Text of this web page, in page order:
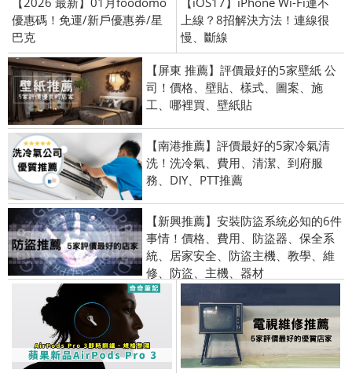
優惠碼！免運/新戶優惠券/星
巴克
上線？8招解決方法！連線很
慢、斷線
【屏東 推薦】評價最好的5家壁紙 公
司！價格、壁貼、樣式、圖案、施
工、哪裡買、壁紙貼
【南港推薦】評價最好的5家冷氣清
洗！洗冷氣、費用、清潔、到府服
務、DIY、PTT推薦
【新興推薦】安裝防盜系統必知的6件
事情！價格、費用、防盜器、保全系
統、居家安全、防盜主機、教學、維
修、防盜、主機、器材